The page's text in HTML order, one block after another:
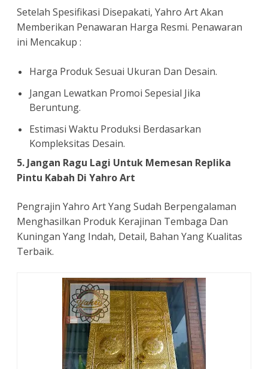
Setelah Spesifikasi Disepakati, Yahro Art Akan
Memberikan Penawaran Harga Resmi. Penawaran
ini Mencakup :
Harga Produk Sesuai Ukuran Dan Desain.
Jangan Lewatkan Promoi Sepesial Jika
Beruntung.
Estimasi Waktu Produksi Berdasarkan
Kompleksitas Desain.
5. Jangan Ragu Lagi Untuk Memesan Replika
Pintu Kabah Di Yahro Art
Pengrajin Yahro Art Yang Sudah Berpengalaman
Menghasilkan Produk Kerajinan Tembaga Dan
Kuningan Yang Indah, Detail, Bahan Yang Kualitas
Terbaik.